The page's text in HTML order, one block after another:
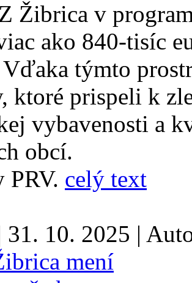
Žibrica v
ako 840-tisíc
Vďaka týmto
ktoré prispeli k
vybavenosti a
obcí.
PRV. celý text
31. 10. 2025 |